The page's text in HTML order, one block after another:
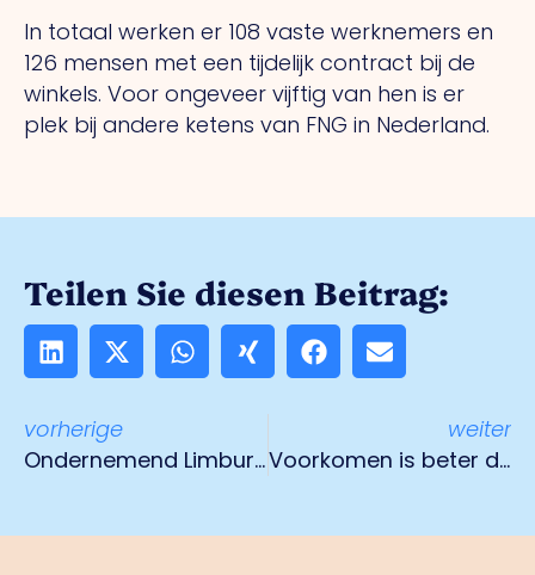
In totaal werken er 108 vaste werknemers en
126 mensen met een tijdelijk contract bij de
winkels. Voor ongeveer vijftig van hen is er
plek bij andere ketens van FNG in Nederland.
Teilen Sie diesen Beitrag:
vorherige
Ondernemend Limburg: ‘Stop het doemdenken, we staan er sterk voor!’
weiter
Voorkomen is beter dan genezen